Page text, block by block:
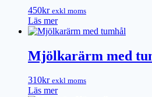
450kr exkl moms
Läs mer
Mjölkarärm med
310kr exkl moms
Läs mer